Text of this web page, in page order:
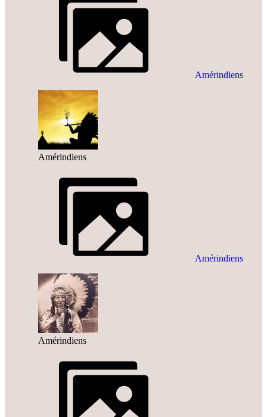
Amérindiens
Amérindiens
Amérindiens
Amérindiens